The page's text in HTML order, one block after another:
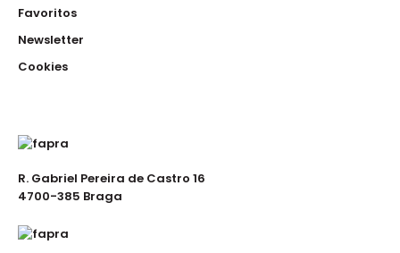
Favoritos
Newsletter
Cookies
R. Gabriel Pereira de Castro 16
4700-385 Braga